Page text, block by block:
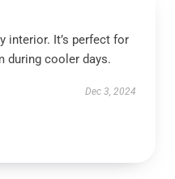
interior. It’s perfect for
during cooler days.
Dec 3, 2024